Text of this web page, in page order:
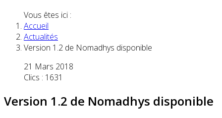
Vous êtes ici :
Accueil
Actualités
Version 1.2 de Nomadhys disponible
21 Mars 2018
Clics : 1631
Version 1.2 de Nomadhys disponible